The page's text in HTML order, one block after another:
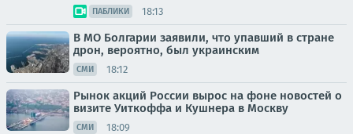
ПАБЛИКИ 18:13
В МО Болгарии заявили, что упавший в стране
дрон, вероятно, был украинским
СМИ 18:12
Рынок акций России вырос на фоне новостей о
визите Уиткоффа и Кушнера в Москву
СМИ 18:09